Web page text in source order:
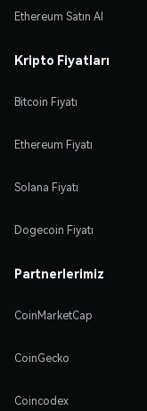
Ethereum Satın Al
Kripto Fiyatları
Bitcoin Fiyatı
Ethereum Fiyatı
Solana Fiyatı
Dogecoin Fiyatı
Partnerlerimiz
CoinMarketCap
CoinGecko
Coincodex